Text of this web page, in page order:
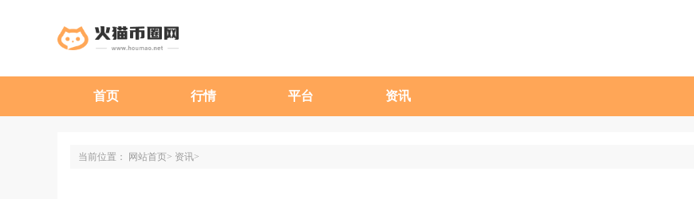
首页 行情 平台 资讯
当前位置： 网站首页 资讯